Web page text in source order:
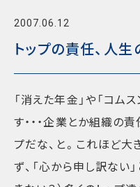
2007.06.12
トップの責任、人
「消えた年金」や「コム
す・・・企業とか組織の
プだな、と。これほど
ず、「心から申し訳ない